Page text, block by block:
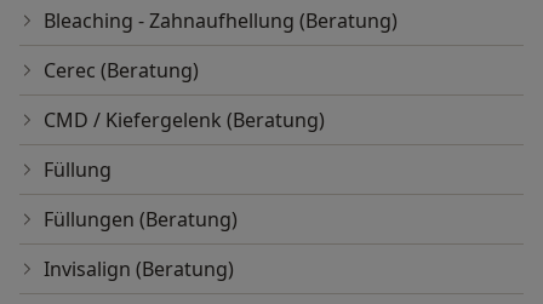
Bleaching - Zahnaufhellung (Beratung)
Cerec (Beratung)
CMD / Kiefergelenk (Beratung)
Füllung
Füllungen (Beratung)
Invisalign (Beratung)